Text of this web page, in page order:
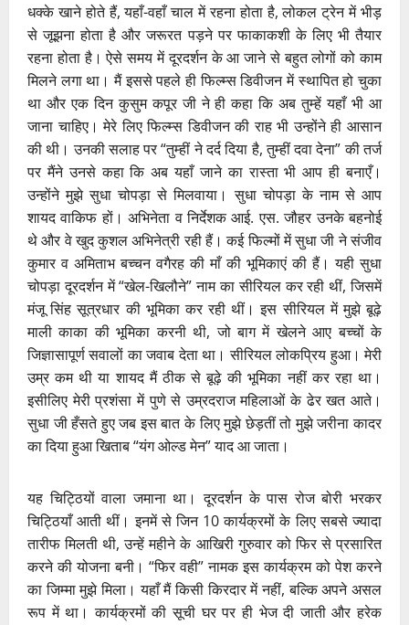
धक्के खाने होते हैं, यहाँ-वहाँ चाल में रहना होता है, लोकल ट्रेन में भीड़
से जूझना होता है और जरूरत पड़ने पर फाकाकशी के लिए भी तैयार
रहना होता है। ऐसे समय में दूरदर्शन के आ जाने से बहुत लोगों को काम
मिलने लगा था। मैं इससे पहले ही फिल्म्स डिवीजन में स्थापित हो चुका
था और एक दिन कुसुम कपूर जी ने ही कहा कि अब तुम्हें यहाँ भी आ
जाना चाहिए। मेरे लिए फिल्म्स डिवीजन की राह भी उन्होंने ही आसान
की थी। उनकी सलाह पर “तुम्हीं ने दर्द दिया है, तुम्हीं दवा देना” की तर्ज
पर मैंने उनसे कहा कि अब यहाँ जाने का रास्ता भी आप ही बनाएँ।
उन्होंने मुझे सुधा चोपड़ा से मिलवाया। सुधा चोपड़ा के नाम से आप
शायद वाकिफ हों। अभिनेता व निर्देशक आई. एस. जौहर उनके बहनोई
थे और वे खुद कुशल अभिनेत्री रही हैं। कई फिल्मों में सुधा जी ने संजीव
कुमार व अमिताभ बच्चन वगैरह की माँ की भूमिकाएं की हैं। यही सुधा
चोपड़ा दूरदर्शन में “खेल-खिलौने” नाम का सीरियल कर रही थीं, जिसमें
मंजू सिंह सूत्रधार की भूमिका कर रही थीं। इस सीरियल में मुझे बूढ़े
माली काका की भूमिका करनी थी, जो बाग में खेलने आए बच्चों के
जिज्ञासापूर्ण सवालों का जवाब देता था। सीरियल लोकप्रिय हुआ। मेरी
उम्र कम थी या शायद मैं ठीक से बूढ़े की भूमिका नहीं कर रहा था।
इसीलिए मेरी प्रशंसा में पुणे से उम्रदराज महिलाओं के ढेर खत आते।
सुधा जी हँसते हुए जब इस बात के लिए मुझे छेड़तीं तो मुझे जरीना कादर
का दिया हुआ खिताब “यंग ओल्ड मेन” याद आ जाता।
यह चिट्ठियों वाला जमाना था। दूरदर्शन के पास रोज बोरी भरकर
चिट्ठियाँ आती थीं। इनमें से जिन 10 कार्यक्रमों के लिए सबसे ज्यादा
तारीफ मिलती थी, उन्हें महीने के आखिरी गुरुवार को फिर से प्रसारित
करने की योजना बनी। “फिर वही” नामक इस कार्यक्रम को पेश करने
का जिम्मा मुझे मिला। यहाँ मैं किसी किरदार में नहीं, बल्कि अपने असल
रूप में था। कार्यक्रमों की सूची घर पर ही भेज दी जाती और हरेक